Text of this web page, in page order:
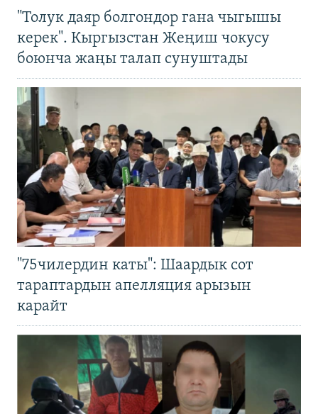
"Толук даяр болгондор гана чыгышы
керек". Кыргызстан Жеңиш чокусу
боюнча жаңы талап сунуштады
"75чилердин каты": Шаардык сот
тараптардын апелляция арызын
карайт